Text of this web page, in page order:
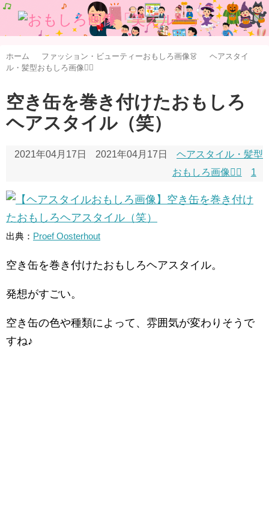
ホーム ファッション・ビューティーおもしろ画像👗
ヘアスタイ
ル・髪型おもしろ画像👱‍♀️
空き缶を巻き付けたおもしろ
ヘアスタイル（笑）
2021年04月17日 2021年04月17日
ヘアスタイル・髪型
おもしろ画像👱‍♀️
1
出典： Proef Oosterhout
空き缶を巻き付けたおもしろヘアスタイル。
発想がすごい。
空き缶の色や種類によって、雰囲気が変わりそうで
すね♪